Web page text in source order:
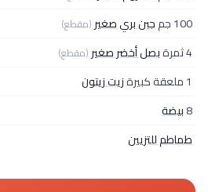
100 جم جبن بري صغير (مقطع)
4 ثمرة بصل أخضر صغير (مقطع)
1 ملعقة كبيرة
زيت زيتون
8بيضة
طماطم للتزيين